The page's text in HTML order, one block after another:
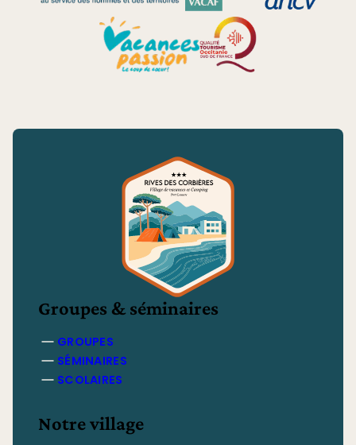
dégustations entre étangs et garrigue (Bages,
Peyriac-de-Mer, secteur Sigean… selon vos
Groupes & séminaires
GROUPES
SÉMINAIRES
SCOLAIRES
Notre village